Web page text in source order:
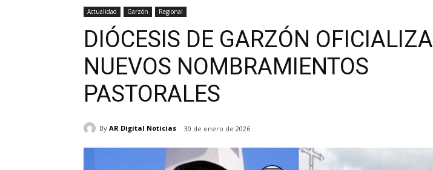
Actualidad Garzón Regional
DIÓCESIS DE GARZÓN OFICIALIZA
NUEVOS NOMBRAMIENTOS
PASTORALES
By AR Digital Noticias 30 de enero de 2026